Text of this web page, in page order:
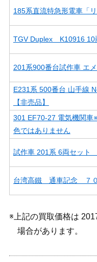
185系直流特急形電車「
TGV Duplex K10916 10
201系900番台試作車 エ
E231系 500番台 山手線
【非売品】
301 EF70-27 電気機関車
色ではありません
試作車 201系 6両セット
台湾高鐵 通車記念 ７０
※上記の買取価格は
場合があります。